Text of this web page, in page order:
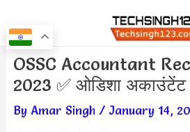
to
content
OSSC Accountant
2023 ✅ ओडिशा अकाउंटेंट
By Amar Singh / January 14,
Post
navigation